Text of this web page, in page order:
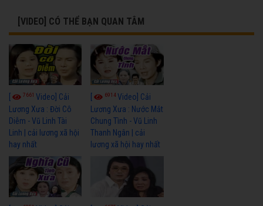
[VIDEO] CÓ THỂ BẠN QUAN TÂM
7661 Video] Cải
Lương Xưa : Đời Cô
Diễm - Vũ Linh Tài
Linh | cải lương xã hội
hay nhất
6914Video] Cải
Lương Xưa : Nước Mắt
Chung Tình - Vũ Linh
Thanh Ngân | cải
lương xã hội hay nhất